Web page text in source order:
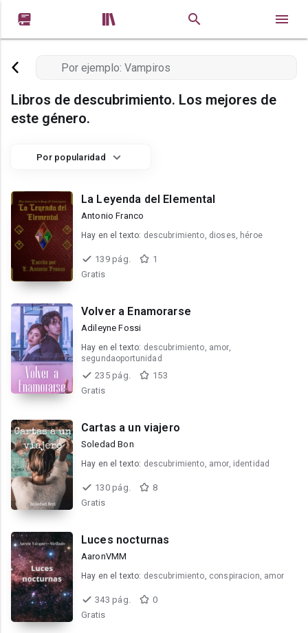
 
Libros de descubrimiento. Los mejores de
este género.
Por popularidad
La Leyenda del Elemental
Antonio Franco
Hay en el texto: descubrimiento, dioses, héroe
139 pág.
1
Gratis
Volver a Enamorarse
Adileyne Fossi
Hay en el texto: descubrimiento, amor,
segundaoportunidad
235 pág.
153
Gratis
Cartas a un viajero
Soledad Bon
Hay en el texto: descubrimiento, amor, identidad
130 pág.
8
Gratis
Luces nocturnas
AaronVMM
Hay en el texto: descubrimiento, conspiracion, amor
343 pág.
0
Gratis